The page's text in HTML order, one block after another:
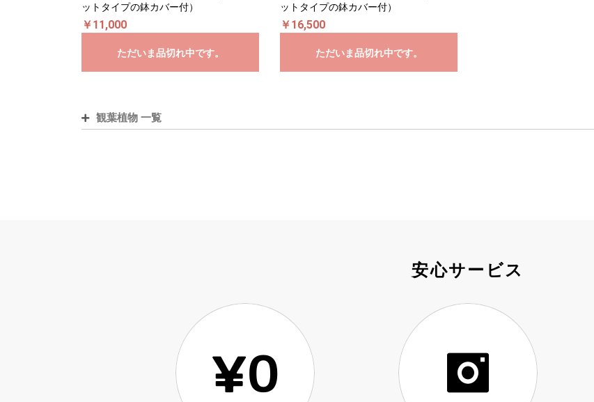
ットタイプの鉢カバー付）
￥11,000
ただいま品切れ中です。
ットタイプの鉢カバー付）
￥16,500
ただいま品切れ中です。
観葉植物 一覧
安心サービス